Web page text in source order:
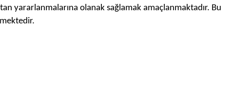
yararlanmalarına olanak sağlamak amaçlanmaktadır. Bu